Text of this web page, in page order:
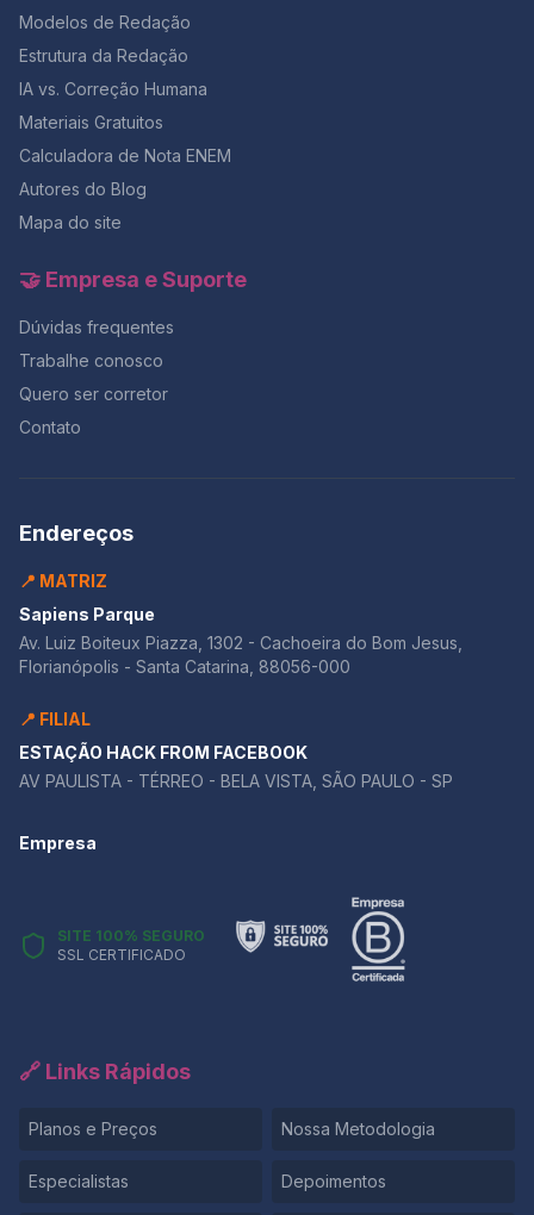
Modelos de Redação
Estrutura da Redação
IA vs. Correção Humana
Materiais Gratuitos
Calculadora de Nota ENEM
Autores do Blog
Mapa do site
🤝 Empresa e Suporte
Dúvidas frequentes
Trabalhe conosco
Quero ser corretor
Contato
Endereços
📍 MATRIZ
Sapiens Parque
Av. Luiz Boiteux Piazza, 1302 - Cachoeira do Bom Jesus,
Florianópolis - Santa Catarina, 88056-000
📍 FILIAL
ESTAÇÃO HACK FROM FACEBOOK
AV PAULISTA - TÉRREO - BELA VISTA, SÃO PAULO - SP
Empresa
SITE 100% SEGURO
SSL CERTIFICADO
🔗 Links Rápidos
Planos e Preços Nossa Metodologia
Especialistas Depoimentos